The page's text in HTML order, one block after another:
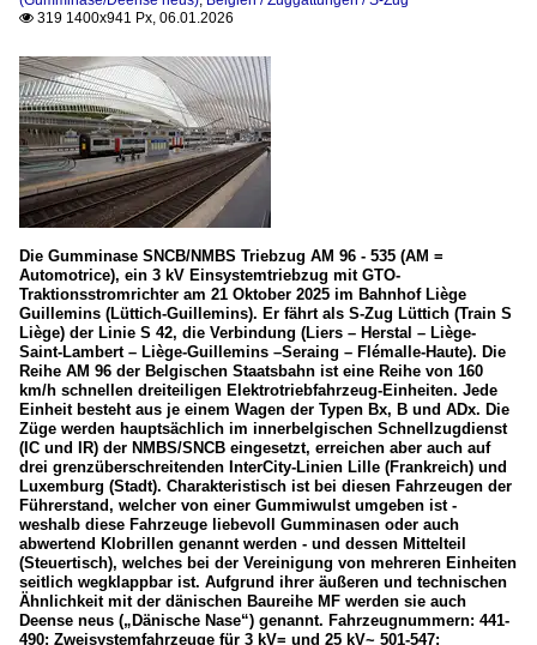
I 11
Zuggattungen
Eurostar PBKA, ex Thalys PBKA
IC - InterCity
L-Zug (Lokalzug/Regionalzug)
Deutschland
Hochgeschwindigkeitszüge
BR 406 / ICE 3 M und 3 MF
RB-, RE-Linien in NRW
RE18 „Dreiländerzug“ (LIMAX)
Unternehmen
DB Fernverkehr AG
 319 1400x941 Px, 06.01.2026
Die Gumminase SNCB/NMBS Triebzug AM 96 - 535 (AM =
Automotrice), ein 3 kV Einsystemtriebzug mit GTO-
Traktionsstromrichter am 21 Oktober 2025 im Bahnhof Liège
Guillemins (Lüttich-Guillemins). Er fährt als S-Zug Lüttich (Train S
Liège) der Linie S 42, die Verbindung (Liers – Herstal – Liège-
Saint-Lambert – Liège-Guillemins –Seraing – Flémalle-Haute). Die
Reihe AM 96 der Belgischen Staatsbahn ist eine Reihe von 160
km/h schnellen dreiteiligen Elektrotriebfahrzeug-Einheiten. Jede
Einheit besteht aus je einem Wagen der Typen Bx, B und ADx. Die
Züge werden hauptsächlich im innerbelgischen Schnellzugdienst
(IC und IR) der NMBS/SNCB eingesetzt, erreichen aber auch auf
drei grenzüberschreitenden InterCity-Linien Lille (Frankreich) und
Luxemburg (Stadt). Charakteristisch ist bei diesen Fahrzeugen der
Führerstand, welcher von einer Gummiwulst umgeben ist -
weshalb diese Fahrzeuge liebevoll Gumminasen oder auch
abwertend Klobrillen genannt werden - und dessen Mittelteil
(Steuertisch), welches bei der Vereinigung von mehreren Einheiten
seitlich wegklappbar ist. Aufgrund ihrer äußeren und technischen
Ähnlichkeit mit der dänischen Baureihe MF werden sie auch
Deense neus („Dänische Nase“) genannt. Fahrzeugnummern: 441-
490: Zweisystemfahrzeuge für 3 kV= und 25 kV~ 501-547: